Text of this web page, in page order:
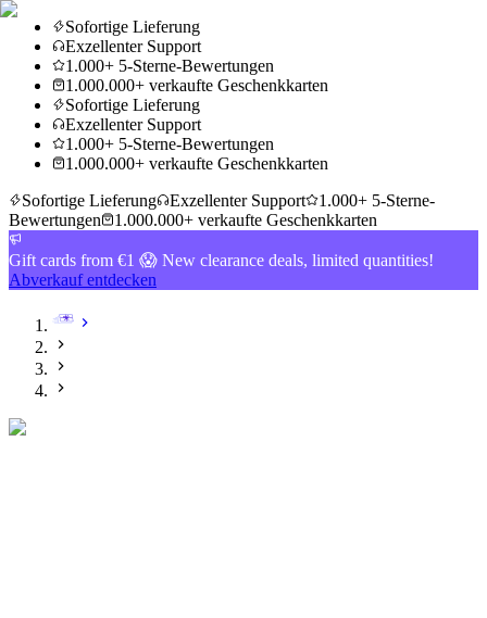
Sofortige Lieferung
Exzellenter Support
1.000+ 5-Sterne-Bewertungen
1.000.000+ verkaufte Geschenkkarten
Sofortige Lieferung
Exzellenter Support
1.000+ 5-Sterne-Bewertungen
1.000.000+ verkaufte Geschenkkarten
Sofortige Lieferung
Exzellenter Support
1.000+ 5-Sterne-
Bewertungen
1.000.000+ verkaufte Geschenkkarten
Gift cards from €1 😱 New clearance deals, limited quantities!
Abverkauf entdecken